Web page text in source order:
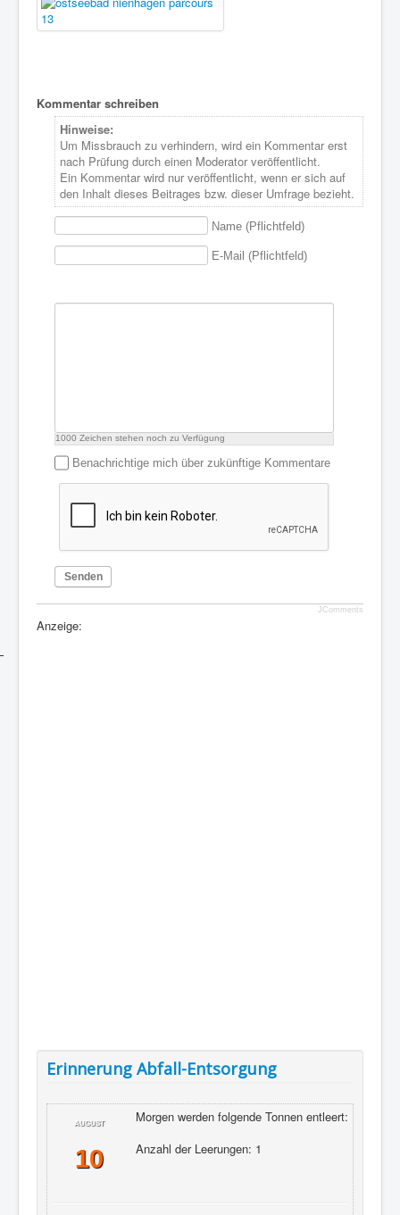
Kommentar schreiben
Hinweise:
Um Missbrauch zu verhindern, wird ein Kommentar erst
nach Prüfung durch einen Moderator veröffentlicht.
Ein Kommentar wird nur veröffentlicht, wenn er sich auf
den Inhalt dieses Beitrages bzw. dieser Umfrage bezieht.
Name (Pflichtfeld)
E-Mail (Pflichtfeld)
1000 Zeichen stehen noch zu Verfügung
Benachrichtige mich über zukünftige Kommentare
Senden
JComments
Anzeige:
Erinnerung Abfall-Entsorgung
AUGUST
10
Morgen werden folgende Tonnen entleert:
Anzahl der Leerungen: 1